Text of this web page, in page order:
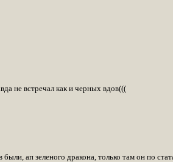
не встречал как и черных вдов(((
ап зеленого дракона, только там он по